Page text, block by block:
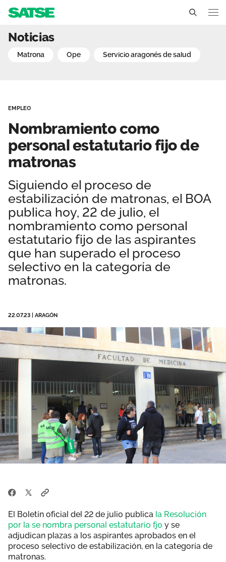
Delegados Sindicales
Estructura organizativa
Transparencia
Secciones sindicales
Servicios
Ventajas
Actualidad
Temas
Noticias
Sala de prensa
Empleo
Documentos
Publicaciones
Aragón
Contáctanos
Área privada
Únete
Nombramiento como
Noticias
matrona ope servicio aragonés de salud
EMPLEO
Nombramiento como
personal estatutario fijo de
matronas
Siguiendo el proceso de
estabilización de matronas, el BOA
publica hoy, 22 de julio, el
nombramiento como personal
estatutario fijo de las aspirantes
que han superado el proceso
selectivo en la categoría de
matronas.
22.07.23 ARAGÓN
El Boletín oficial del 22 de julio publica la Resolución
por la se nombra personal estatutario fjo y se
adjudican plazas a los aspirantes aprobados en el
proceso selectivo de estabilización, en la categoría de
matronas.